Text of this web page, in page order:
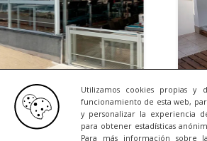
Utilizamos cookies propias y
funcionamiento de esta web,
y personalizar la experiencia
para obtener estadísticas
Para más información sobre
2026